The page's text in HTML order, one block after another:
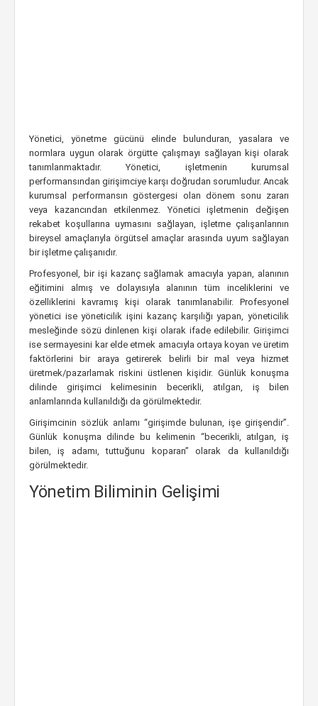
Yönetici, yönetme gücünü elinde bulunduran, yasalara ve
normlara uygun olarak örgütte çalışmayı sağlayan kişi olarak
tanımlanmaktadır. Yönetici, işletmenin kurumsal
performansından girişimciye karşı doğrudan sorumludur. Ancak
kurumsal performansın göstergesi olan dönem sonu zararı
veya kazancından etkilenmez. Yönetici işletmenin değişen
rekabet koşullarına uymasını sağlayan, işletme çalışanlarının
bireysel amaçlarıyla örgütsel amaçlar arasında uyum sağlayan
bir işletme çalışanıdır.
Profesyonel, bir işi kazanç sağlamak amacıyla yapan, alanının
eğitimini almış ve dolayısıyla alanının tüm inceliklerini ve
özelliklerini kavramış kişi olarak tanımlanabilir. Profesyonel
yönetici ise yöneticilik işini kazanç karşılığı yapan, yöneticilik
mesleğinde sözü dinlenen kişi olarak ifade edilebilir. Girişimci
ise sermayesini kar elde etmek amacıyla ortaya koyan ve üretim
faktörlerini bir araya getirerek belirli bir mal veya hizmet
üretmek/pazarlamak riskini üstlenen kişidir. Günlük konuşma
dilinde girişimci kelimesinin becerikli, atılgan, iş bilen
anlamlarında kullanıldığı da görülmektedir.
Girişimcinin sözlük anlamı “girişimde bulunan, işe girişendir”.
Günlük konuşma dilinde bu kelimenin “becerikli, atılgan, iş
bilen, iş adamı, tuttuğunu koparan” olarak da kullanıldığı
görülmektedir.
Yönetim Biliminin Gelişimi